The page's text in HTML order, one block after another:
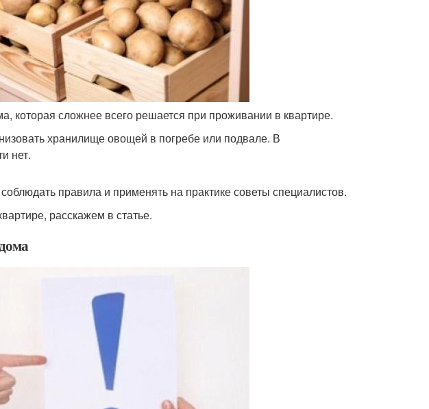
которая сложнее всего решается при проживании в квартире.
хранилище овощей в погребе или подвале. В
нет.
правила и применять на практике советы специалистов.
расскажем в статье.